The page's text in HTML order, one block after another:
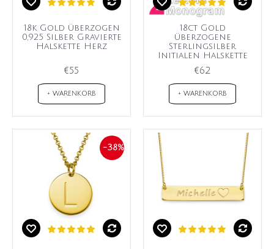
18k Gold überzogen
0,925 Silber Gravierte
Halskette Herz
€55
+ WARENKORB
18ct Gold
überzogene
Sterlingsilber
Initialen Halskette
€62
+ WARENKORB
-38%